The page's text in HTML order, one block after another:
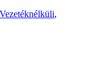
,